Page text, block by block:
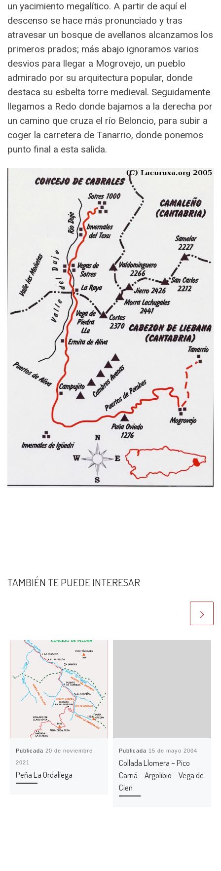
un yacimiento megalítico. A partir de aquí el
descenso se hace más pronunciado y tras
atravesar un bosque de avellanos alcanzamos los
primeros prados; más abajo ignoramos varios
desvios para llegar a Mogrovejo, un pueblo
admirado por su arquitectura popular, donde
destaca su esbelta torre medieval. Seguidamente
llegamos a Redo donde bajamos a la derecha por
un camino que cruza el río Beloncio, para subir a
coger la carretera de Tanarrio, donde ponemos
punto final a esta salida.
TAMBIÉN TE PUEDE INTERESAR
Publicada20 de noviembre
2021
Peña La Ordaliega
Publicada 15 de mayo 2004
Collada Llomera – Pico
Carriá – Argolibio – Vega de
Cien